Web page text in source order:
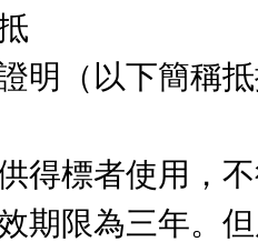
明（以下簡稱
得標者使用，
期限為三年。